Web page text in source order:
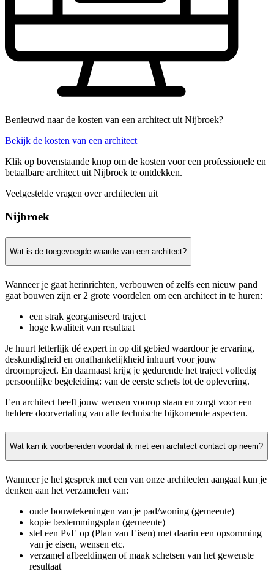
Benieuwd naar de kosten van een architect uit Nijbroek?
Bekijk de kosten van een architect
Klik op bovenstaande knop om de kosten voor een professionele en
betaalbare architect uit Nijbroek te ontdekken.
Veelgestelde vragen over architecten uit
Nijbroek
Wat is de toegevoegde waarde van een architect?
Wanneer je gaat herinrichten, verbouwen of zelfs een nieuw pand
gaat bouwen zijn er 2 grote voordelen om een architect in te huren:
een strak georganiseerd traject
hoge kwaliteit van resultaat
Je huurt letterlijk dé expert in op dit gebied waardoor je ervaring,
deskundigheid en onafhankelijkheid inhuurt voor jouw
droomproject. En daarnaast krijg je gedurende het traject volledig
persoonlijke begeleiding: van de eerste schets tot de oplevering.
Een architect heeft jouw wensen voorop staan en zorgt voor een
heldere doorvertaling van alle technische bijkomende aspecten.
Wat kan ik voorbereiden voordat ik met een architect contact op neem?
Wanneer je het gesprek met een van onze architecten aangaat kun je
denken aan het verzamelen van:
oude bouwtekeningen van je pad/woning (gemeente)
kopie bestemmingsplan (gemeente)
stel een PvE op (Plan van Eisen) met daarin een opsomming
van je eisen, wensen etc.
verzamel afbeeldingen of maak schetsen van het gewenste
resultaat